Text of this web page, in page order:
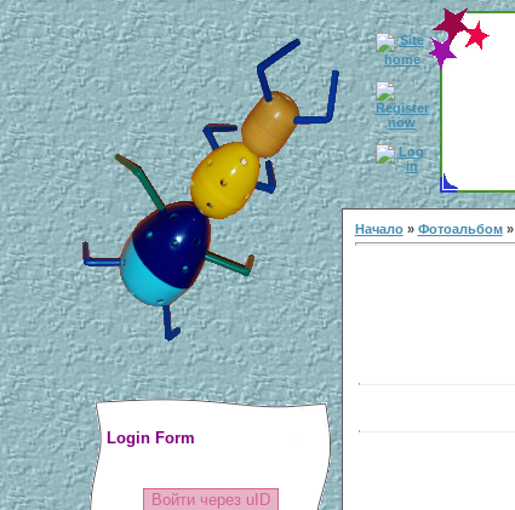
Login Form
Войти через uID
Начало» Фотоальбом»